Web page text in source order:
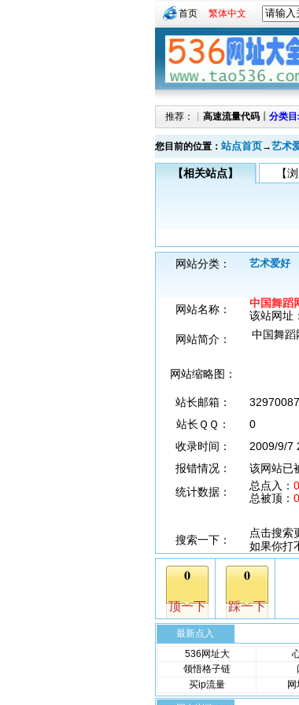
首页 繁体中文
推荐：┊ 高速流量代码 ┊ 分类
您目前的位置： 站点首页→艺术
【相关站点】 【
网站分类： 艺术爱好
网站名称：
中国舞蹈
该站网址
网站简介：
中国舞蹈
网站缩略图：
站长邮箱：
站长ＱＱ：
0
收录时间：
2009/9/7
报错情况：
该网站已
统计数据：
总点入： 0
总被顶： 0
搜索一下：
点击搜索
如果你打
最新点入
536网址大
领悟格子链
买ip流量